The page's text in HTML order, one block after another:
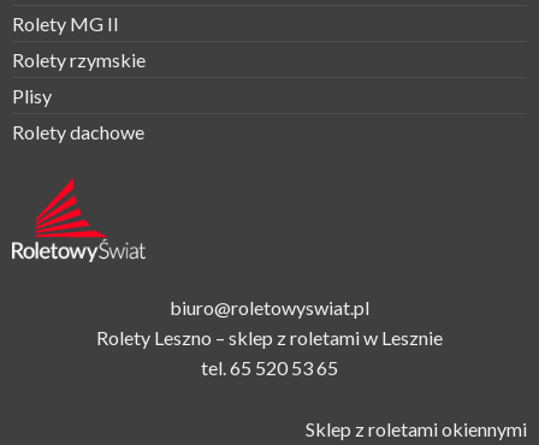
Rolety MG II
Rolety rzymskie
Plisy
Rolety dachowe
biuro@roletowyswiat.pl
Rolety Leszno – sklep z roletami w Lesznie
tel. 65 520 53 65
Sklep z roletami okiennymi